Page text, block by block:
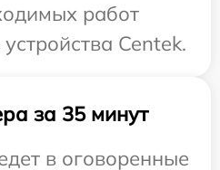
работ
Centek.
за 35 минут
в оговоренные